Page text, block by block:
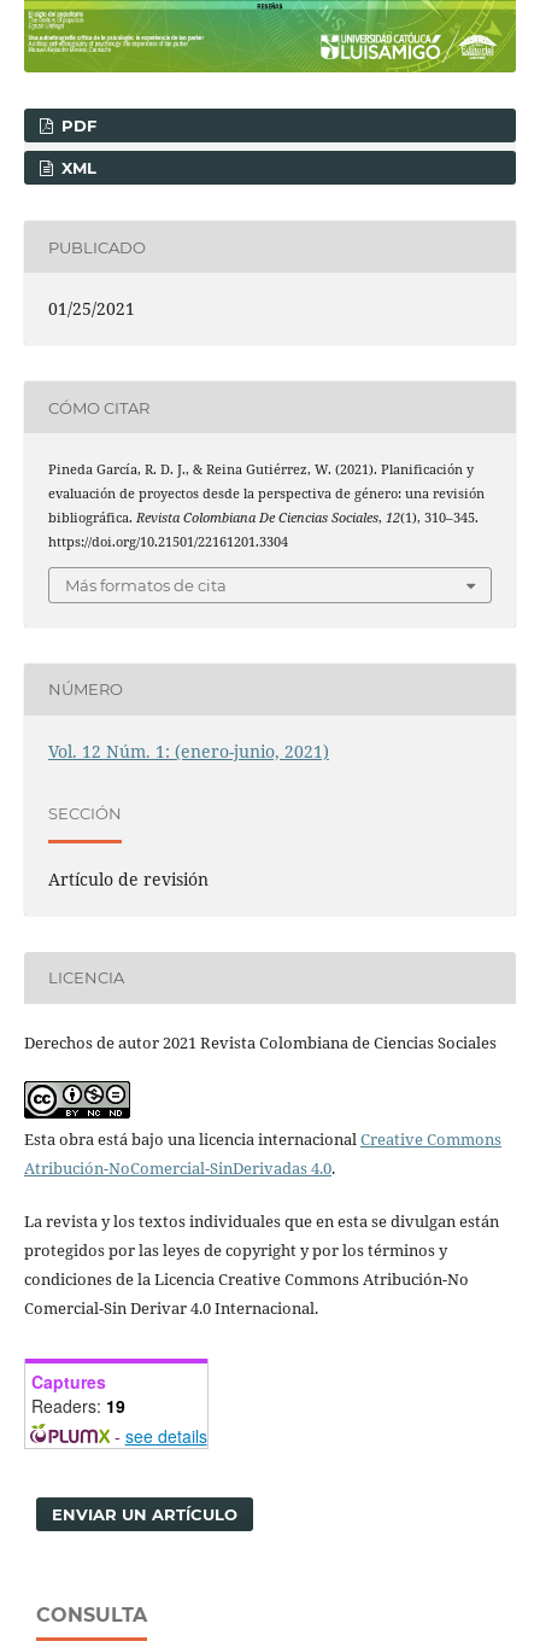
PDF
XML
PUBLICADO
01/25/2021
CÓMO CITAR
Pineda García, R. D. J., & Reina Gutiérrez, W. (2021). Planificación y
evaluación de proyectos desde la perspectiva de género: una revisión
bibliográfica. Revista Colombiana De Ciencias Sociales, 12(1), 310–345.
https://doi.org/10.21501/22161201.3304
Más formatos de cita
NÚMERO
Vol. 12 Núm. 1: (enero-junio, 2021)
SECCIÓN
Artículo de revisión
LICENCIA
Derechos de autor 2021 Revista Colombiana de Ciencias Sociales
Esta obra está bajo una licencia internacionalCreative Commons
Atribución-NoComercial-SinDerivadas 4.0.
La revista y los textos individuales que en esta se divulgan están
protegidos por las leyes de copyright y por los términos y
condiciones de la Licencia Creative Commons Atribución-No
Comercial-Sin Derivar 4.0 Internacional.
Captures
Readers: 19
- see details
ENVIAR UN ARTÍCULO
CONSULTA